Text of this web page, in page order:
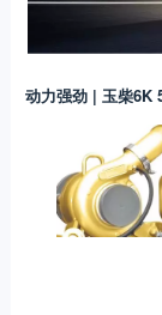
动力强劲 | 玉柴6K